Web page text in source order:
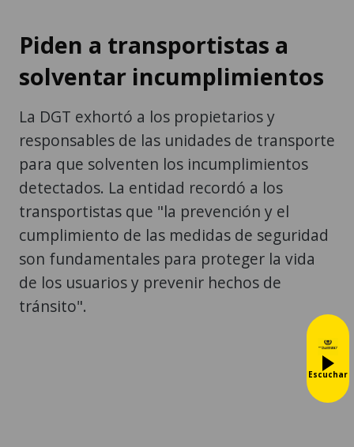
Piden a transportistas a
solventar incumplimientos
La DGT exhortó a los propietarios y
responsables de las unidades de transporte
para que solventen los incumplimientos
detectados. La entidad recordó a los
transportistas que "la prevención y el
cumplimiento de las medidas de seguridad
son fundamentales para proteger la vida
de los usuarios y prevenir hechos de
tránsito".
Escuchar